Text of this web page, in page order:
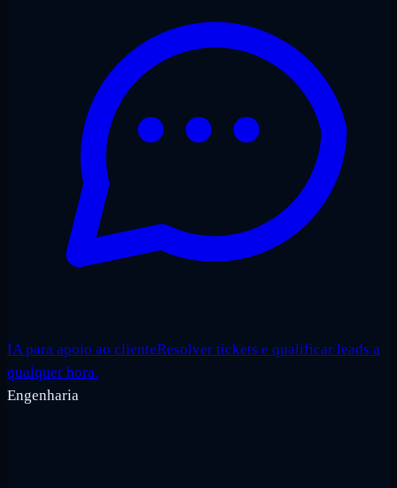
IA para apoio ao clienteResolver tickets e qualificar leads a
qualquer hora.
Engenharia